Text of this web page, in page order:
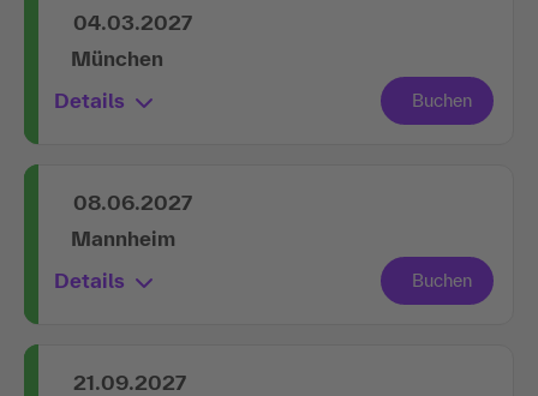
04.03.2027
München
Details
08.06.2027
Mannheim
Details
21.09.2027